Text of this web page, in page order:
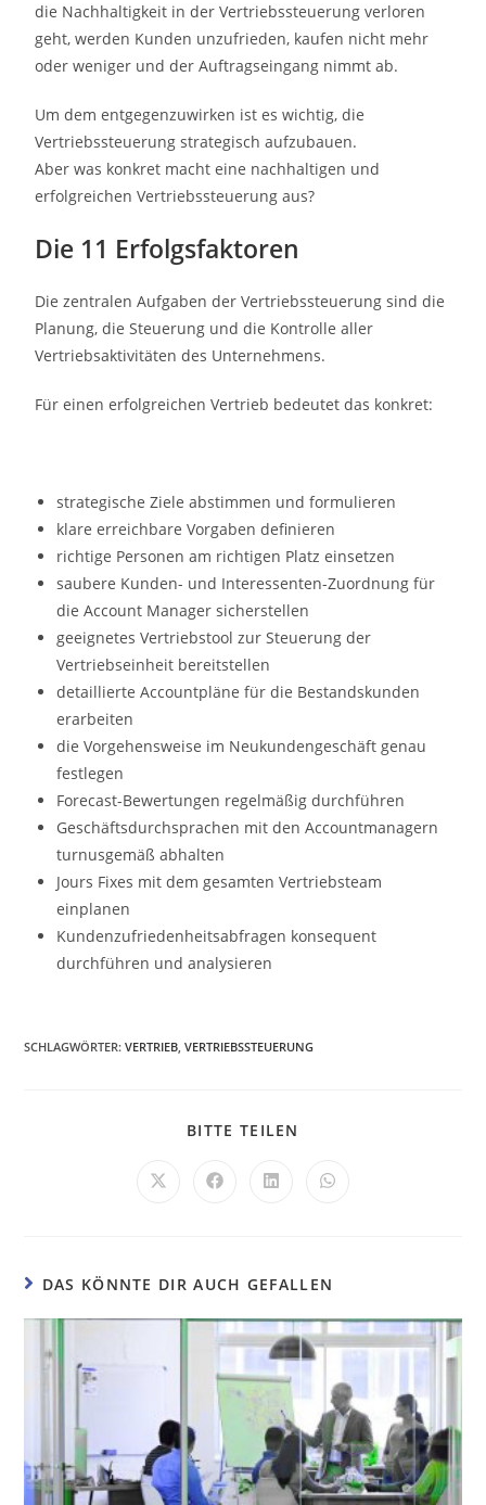
die Nachhaltigkeit in der Vertriebssteuerung verloren
geht, werden Kunden unzufrieden, kaufen nicht mehr
oder weniger und der Auftragseingang nimmt ab.
Um dem entgegenzuwirken ist es wichtig, die
Vertriebssteuerung strategisch aufzubauen.
Aber was konkret macht eine nachhaltigen und
erfolgreichen Vertriebssteuerung aus?
Die 11 Erfolgsfaktoren
Die zentralen Aufgaben der Vertriebssteuerung sind die
Planung, die Steuerung und die Kontrolle aller
Vertriebsaktivitäten des Unternehmens.
Für einen erfolgreichen Vertrieb bedeutet das konkret:
strategische Ziele abstimmen und formulieren
klare erreichbare Vorgaben definieren
richtige Personen am richtigen Platz einsetzen
saubere Kunden- und Interessenten-Zuordnung für
die Account Manager sicherstellen
geeignetes Vertriebstool zur Steuerung der
Vertriebseinheit bereitstellen
detaillierte Accountpläne für die Bestandskunden
erarbeiten
die Vorgehensweise im Neukundengeschäft genau
festlegen
Forecast-Bewertungen regelmäßig durchführen
Geschäftsdurchsprachen mit den Accountmanagern
turnusgemäß abhalten
Jours Fixes mit dem gesamten Vertriebsteam
einplanen
Kundenzufriedenheitsabfragen konsequent
durchführen und analysieren
SCHLAGWÖRTER:VERTRIEB, VERTRIEBSSTEUERUNG
BITTE TEILEN
DAS KÖNNTE DIR AUCH GEFALLEN